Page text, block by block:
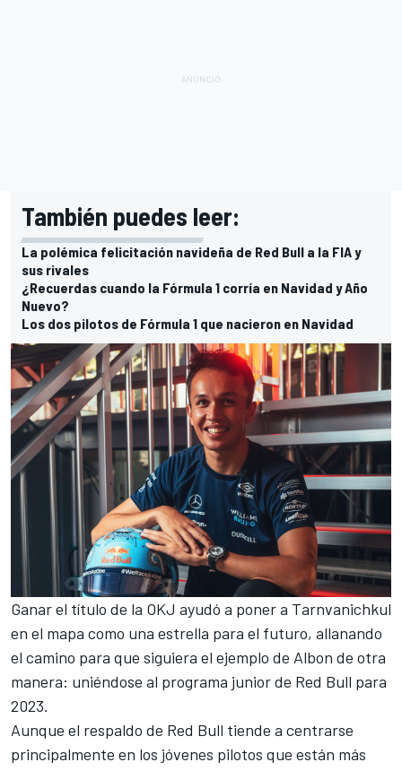
También puedes leer:
La polémica felicitación navideña de Red Bull a la FIA y
sus rivales
¿Recuerdas cuando la Fórmula 1 corría en Navidad y Año
Nuevo?
Los dos pilotos de Fórmula 1 que nacieron en Navidad
Ganar el título de la OKJ ayudó a poner a Tarnvanichkul
en el mapa como una estrella para el futuro, allanando
el camino para que siguiera el ejemplo de Albon de otra
manera: uniéndose al programa junior de Red Bull para
2023.
Aunque el respaldo de Red Bull tiende a centrarse
principalmente en los jóvenes pilotos que están más